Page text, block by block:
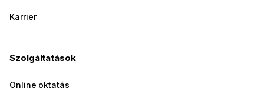
Karrier
Szolgáltatások
Online oktatás